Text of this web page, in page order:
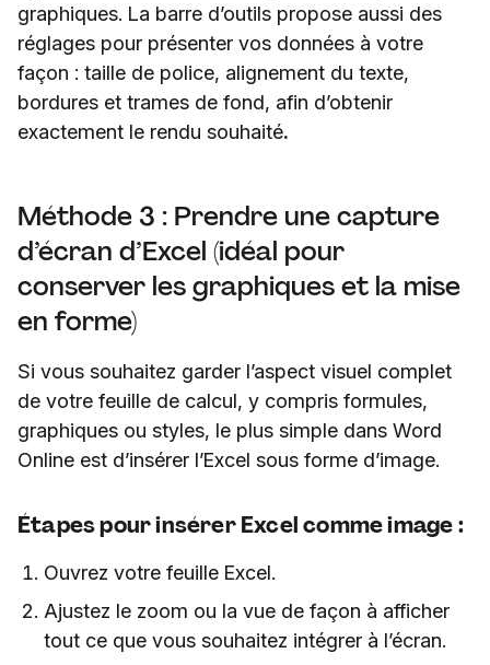
graphiques. La barre d’outils propose aussi des
réglages pour présenter vos données à votre
façon : taille de police, alignement du texte,
bordures et trames de fond, afin d’obtenir
exactement le rendu souhaité.
Méthode 3 : Prendre une capture
d’écran d’Excel (idéal pour
conserver les graphiques et la mise
en forme)
Si vous souhaitez garder l’aspect visuel complet
de votre feuille de calcul, y compris formules,
graphiques ou styles, le plus simple dans Word
Online est d’insérer l’Excel sous forme d’image.
Étapes pour insérer Excel comme image :
Ouvrez votre feuille Excel.
Ajustez le zoom ou la vue de façon à afficher
tout ce que vous souhaitez intégrer à l’écran.